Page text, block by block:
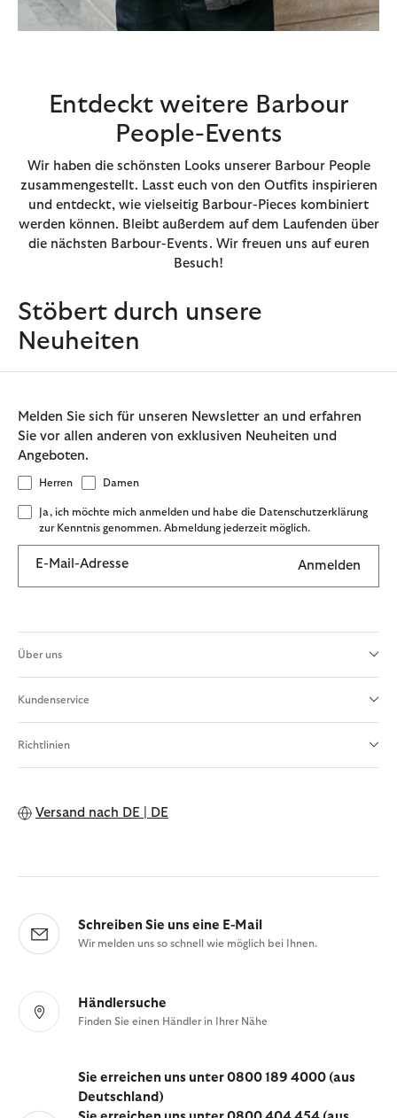
Entdeckt weitere Barbour
People-Events
Wir haben die schönsten Looks unserer Barbour People
zusammengestellt. Lasst euch von den Outfits inspirieren
und entdeckt, wie vielseitig Barbour-Pieces kombiniert
werden können. Bleibt außerdem auf dem Laufenden über
die nächsten Barbour-Events. Wir freuen uns auf euren
Besuch!
Stöbert durch unsere
Neuheiten
Melden Sie sich für unseren Newsletter an und erfahren
Sie vor allen anderen von exklusiven Neuheiten und
Angeboten.
Herren Damen
Ja, ich möchte mich anmelden und habe die Datenschutzerklärung
zur Kenntnis genommen. Abmeldung jederzeit möglich.
E-Mail-Adresse Anmelden
Über uns
Kundenservice
Richtlinien
Versand nach DE | DE
Schreiben Sie uns eine E-Mail
Wir melden uns so schnell wie möglich bei Ihnen.
Händlersuche
Finden Sie einen Händler in Ihrer Nähe
Sie erreichen uns unter 0800 189 4000 (aus
Deutschland)